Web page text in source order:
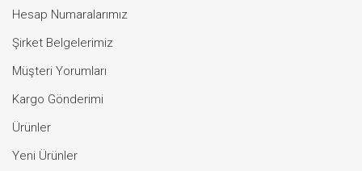
Hesap Numaralarımız
Şirket Belgelerimiz
Müşteri Yorumları
Kargo Gönderimi
Ürünler
Yeni Ürünler